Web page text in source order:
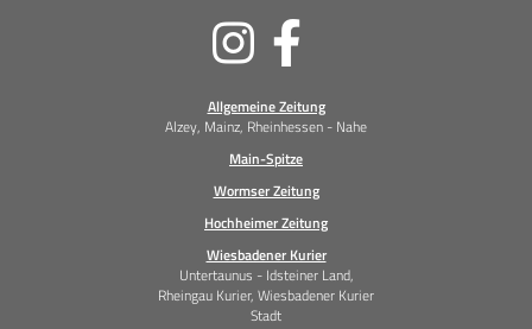
Allgemeine Zeitung
Alzey, Mainz, Rheinhessen - Nahe
Main-Spitze
Wormser Zeitung
Hochheimer Zeitung
Wiesbadener Kurier
Untertaunus - Idsteiner Land,
Rheingau Kurier, Wiesbadener Kurier
Stadt
Soziale
Medien